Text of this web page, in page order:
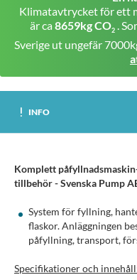
Klimatavtrycket för ett
är ca 8659kg CO2 .
Sverige ut ungefär
INFO
Komplett
tillbehör - Svenska Pump
System för fyllning,
flaskor. Anläggningen
påfyllning, transport,
Specifikationer och